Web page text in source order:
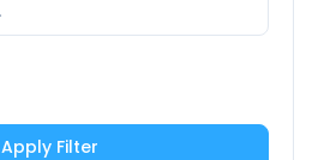
Apply Filter